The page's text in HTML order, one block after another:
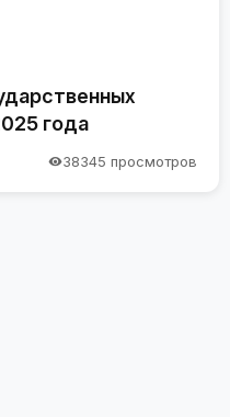
года
38345 просмотров